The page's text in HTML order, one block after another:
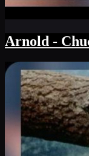
Arnold -